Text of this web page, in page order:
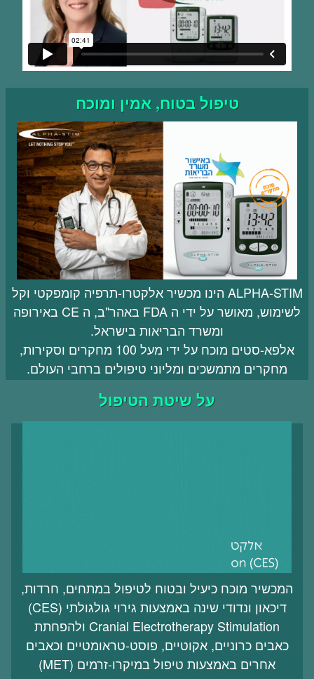
טיפול בטוח, אמין ומוכח
ALPHA-STIM הינו מכשיר אלקטרו-תרפיה קומפקטי וקל
לשימוש, מאושר על ידי ה FDA באהר"ב, ה CE באירופה
ומשרד הבריאות בישראל.
אלפא-סטים מוכח על ידי מעל 100 מחקרים וסקירות,
מחקרים מתמשכים ומליוני טיפולים ברחבי העולם.
על שיטת הטיפול
המכשיר מוכח כיעיל ובטוח לטיפול במתחים, חרדות,
דיכאון ונדודי שינה באמצעות גירוי גולגולתי (CES)
Cranial Electrotherapy Stimulation ולהפחתת
כאבים כרוניים, אקוטיים, פוסט-טראומטיים וכאבים
אחרים באמצעות טיפול במיקרו-זרמים (MET)